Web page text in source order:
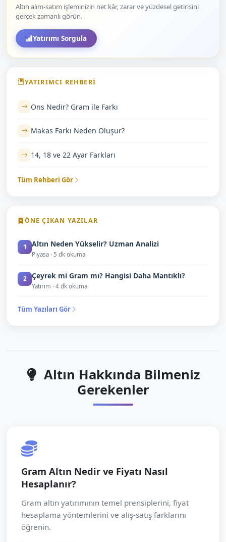
Altın alım-satım işleminizin net kâr, zarar ve yüzdesel getirisini
gerçek zamanlı görün.
Yatırımı Sorgula
YATIRIMCI REHBERI
Ons Nedir? Gram ile Farkı
Makas Farkı Neden Oluşur?
14, 18 ve 22 Ayar Farkları
Tüm Rehberi Gör
ÖNE ÇIKAN YAZILAR
1 Altın Neden Yükselir? Uzman Analizi
Piyasa · 5 dk okuma
2 Çeyrek mi Gram mı? Hangisi Daha Mantıklı?
Yatırım · 4 dk okuma
Tüm Yazıları Gör
Altın Hakkında Bilmeniz
Gerekenler
Gram Altın Nedir ve Fiyatı Nasıl
Hesaplanır?
Gram altın yatırımının temel prensiplerini, fiyat
hesaplama yöntemlerini ve alış-satış farklarını
öğrenin.